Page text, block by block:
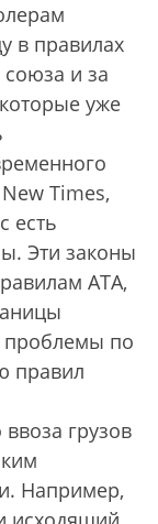
в правилах
союза и за
уже
Times,
есть
Эти законы
АТА,
проблемы по
правил
грузов
Например,